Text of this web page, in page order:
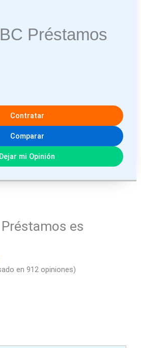
Préstamos
Contratar
Comparar
Dejar mi Opinión
es
en 912 opiniones)